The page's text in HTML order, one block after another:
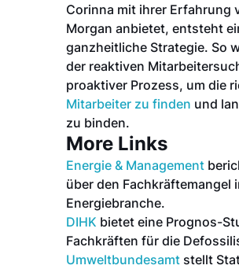
Corinna mit ihrer Erfahrung
Morgan anbietet, entsteht
ganzheitliche Strategie. So
der reaktiven
proaktiver Prozess, um die
Mitarbeiter zu finden und
zu binden.
More Links
Energie & Management
über den Fachkräftemangel
Energiebranche.
DIHK bietet eine Prognos-
Fachkräften für die
Umweltbundesamt stellt